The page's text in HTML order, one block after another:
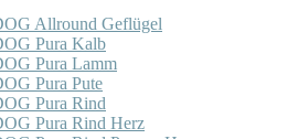
Allround Geflügel
Pura Kalb
Pura Lamm
Pura Pute
Pura Rind
Pura Rind Herz